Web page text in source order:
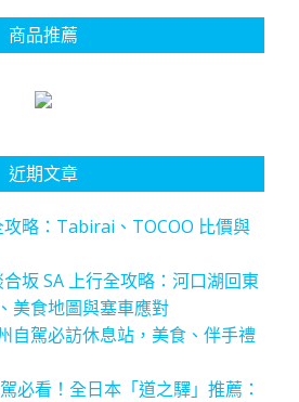
商品推薦
近期文章
略：Tabirai、TOCOO 比價與
合坂 SA 上行全攻略：河口湖回東
美食地圖與塞車應對
自駕必訪休息站，美食、伴手禮
必看！全日本「道之驛」推薦：